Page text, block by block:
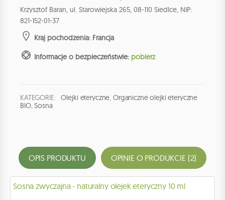
Krzysztof Baran, ul. Starowiejska 265, 08-110 Siedlce, NIP:
821-152-01-37
Kraj pochodzenia: Francja
Informacje o bezpieczeństwie: pobierz
KATEGORIE: Olejki eteryczne, Organiczne olejki eteryczne
BIO,Sosna
OPIS PRODUKTU OPINIE O PRODUKCIE (2)
Sosna zwyczajna - naturalny olejek eteryczny 10 ml